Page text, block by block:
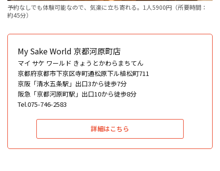
予約なしでも体験可能なので、気楽に立ち寄れる。1人5900円（所要時間：
約45分）
My Sake World 京都河原町店
マイ サケ ワールド きょうとかわらまちてん
京都府京都市下京区寺町通松原下ル植松町711
京阪「清水五条駅」出口3から徒歩7分
阪急「京都河原町駅」出口10から徒歩8分
Tel.075-746-2583
詳細はこちら